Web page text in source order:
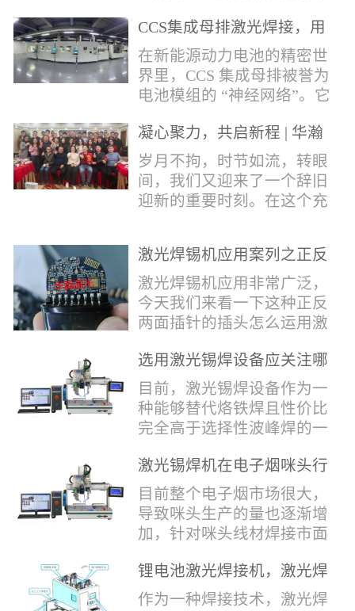
方位解决精密电子量产焊接
痛点。预制锡环焊接工艺预
制锡环焊接工艺，核心优势
明显：1.锡料定量可控：锡
环设备提前卷绕/挤压成型，
每一枚锡环锡含量标准化，
激光一次性熔融，焊点大
小、锡厚高度统一...
和，全员火力全开，全力奔
赴交付节点，用硬核产能响
应市场需求，用严苛品质回
馈每一份客户信任。市场认
的技术、高效智能的生产优
势与零缺陷的品控标准，我
们的CCS激光焊接机持续斩
获大量订单，近两月产能全
开、排期紧凑，生产线有序
整机调试、性能检测到成品
CCS集成母排激光焊接，用
微米级工艺守护新能源电池
生命线
在新能源动力电池的精密世
界里，CCS 集成母排被誉为
电池模组的 “神经网络”。它
电，更承载着电压、温度信
号的实时采集，是连接电芯
与BMS电池管理系统的关键
桥梁。而连接这一切的，正
领域十余载，没有华丽的措
辞，只有最朴实的工艺呈
现，为客户解决实实在在的
落地生产难题。决定电池安
全的“微米关卡”随着新能源
汽车与储能市场爆发式增
凝心聚力，共启新程 | 华瀚
激光年度盛典
岁月不拘，时节如流，转眼
间，我们又迎来了一个辞旧
迎新的重要时刻。在这个充
堂，共同回顾了过去一年的
奋斗与辉煌，分享了成功的
喜悦，并对新的一年充满了
无限憧憬。回望过去，铭记
经理尹建中先生发表了振奋
人心的讲话。他首先对全体
员工在过去一年中的辛勤付
出和卓越贡献表示了最衷心
的感谢，并全面回顾了公司
在过去一年里取得的各项成
激光焊锡机应用案列之正反
两面插针焊接
激光焊锡机应用非常广泛，
今天我们来看一下这种正反
两面插针的插头怎么运用激
反两面都有插针的插头，其
焊接的方式还是有一定的难
点的，第一回流焊和自动烙
铁焊都不合适，因为对面一
会烫伤，在加上有干涉，烙
铁头不方便下去，目前在大
多数情况只能采用人工焊
接，目前人工成本贵，流动
性大，焊接的品质也难保
证。 但采用激光...
选用激光锡焊设备应关注哪
些方面
目前，激光锡焊设备作为一
种能够替代烙铁焊且性价比
完全高于选择性波峰焊的一
来越多的企业关注与使用，
那么在选择激光锡焊设备方
面应该关注哪几点哪？
其一，激光锡焊接设备上
动力核心部件，激光器肯定
是锡焊接设备最至关重要的
一环。目前作为激光锡焊接
激光锡焊机在电子烟咪头行
业的应用
目前整个电子烟市场很大，
导致咪头生产的量也逐渐增
加，针对咪头线材焊接市面
统烙铁焊接，优势价格便
宜，咪头焊接自动化生产线
锂电池激光焊接机，激光焊
锡机厂家如何选？
作为一种焊接技术，激光焊